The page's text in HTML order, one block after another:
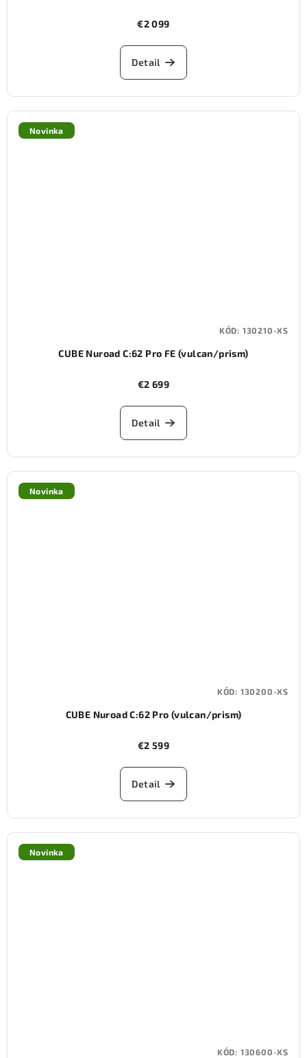
€2 099
Detail
Novinka
CUBE Nuroad C:62 Pro FE (vulcan/prism)
€2 699
Detail
KÓD: 130210-XS
Novinka
CUBE Nuroad C:62 Pro (vulcan/prism)
€2 599
Detail
KÓD: 130200-XS
Novinka
KÓD: 130600-XS